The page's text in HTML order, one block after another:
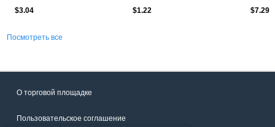
$3.04 $1.22 $7.29
Посмотреть все
О торговой площадке
Пользовательское соглашение